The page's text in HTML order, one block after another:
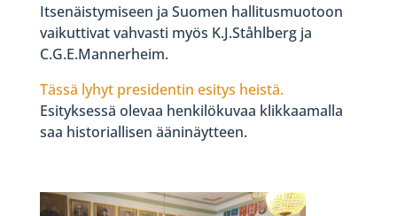
Itsenäistymiseen ja Suomen hallitusmuotoon
vaikuttivat vahvasti myös K.J.Ståhlberg ja
C.G.E.Mannerheim.
Tässä lyhyt presidentin esitys heistä.
Esityksessä olevaa henkilökuvaa klikkaamalla
saa historiallisen ääninäytteen.